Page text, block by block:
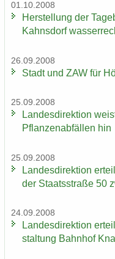
01.10.2008
Her­stel­lung der
Kahns­dorf
26.09.2008
Stadt und ZAW für
25.09.2008
Lan­des­di­rek­ti­on
Pflan­zen­ab­fäl­len hin
25.09.2008
Lan­des­di­rek­ti­on
der Staats­stra­ße 50
24.09.2008
Lan­des­di­rek­ti­on
stal­tung Bahn­hof